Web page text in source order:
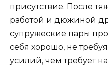
присутствие. После
работой и дюжиной
супружеские пары
себя хорошо, не
усилий, чем требует